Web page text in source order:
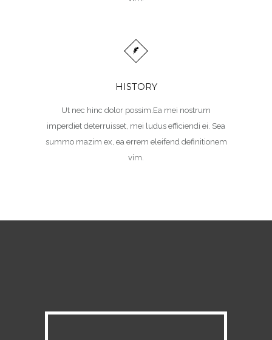
HISTORY
Ut nec hinc dolor possim.Ea mei nostrum
imperdiet deterruisset, mei ludus efficiendi ei. Sea
summo mazim ex, ea errem eleifend definitionem
vim.